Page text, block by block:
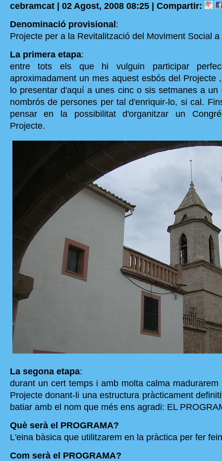
cebramcat | 02 Agost, 2008 08:25 | Compartir:
Denominació provisional:
Projecte per a la Revitalització del Moviment Social a
La primera etapa:
entre tots els que hi vulguin participar
aproximadament un mes aquest esbós del Projecte
lo presentar d'aquí a unes cinc o sis setmanes a un
nombrós de persones per tal d'enriquir-lo, si cal.
pensar en la possibilitat d'organitzar un
Projecte.
La segona etapa:
durant un cert temps i amb molta calma
Projecte donant-li una estructura pràcticament
batiar amb el nom que més ens agradi: EL
Què serà el PROGRAMA?
L'eina bàsica que utilitzarem en la pràctica per fer
Com serà el PROGRAMA?